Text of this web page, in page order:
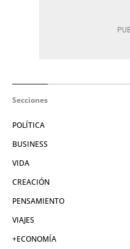
Secciones
POLÍTICA
BUSINESS
VIDA
CREACIÓN
PENSAMIENTO
VIAJES
+ECONOMÍA